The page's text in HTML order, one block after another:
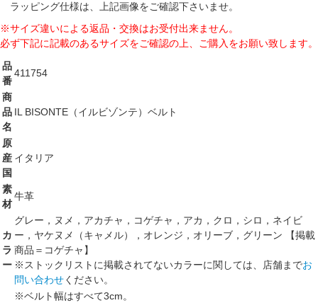
ラッピング仕様は、上記画像をご確認下さいませ。
※サイズ違いによる返品・交換はお受付出来ません。
必ず下記に記載のあるサイズをご確認の上、ご購入をお願い致します。
品
番
411754
商
品
名
IL BISONTE（イルビゾンテ）ベルト
原
産
国
イタリア
素
材
牛革
カ
ラ
ー
グレー，ヌメ，アカチャ，コゲチャ，アカ，クロ，シロ，ネイビ
ー，ヤケヌメ（キャメル），オレンジ，オリーブ，グリーン 【掲載
商品＝コゲチャ】
※ストックリストに掲載されてないカラーに関しては、店舗までお
問い合わせください。
※ベルト幅はすべて3cm。